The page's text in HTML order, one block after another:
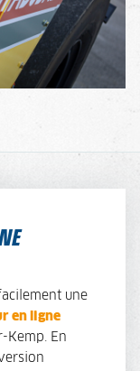
une
en ligne
Kemp. En